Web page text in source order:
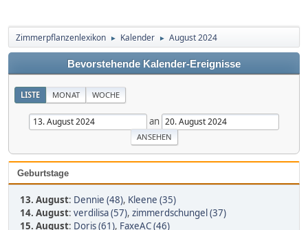
Zimmerpflanzenlexikon ► Kalender ► August 2024
Bevorstehende Kalender-Ereignisse
LISTE MONAT WOCHE
an
Geburtstage
13. August: Dennie (48), Kleene (35)
14. August: verdilisa (57), zimmerdschungel (37)
15. August: Doris (61), FaxeAC (46)